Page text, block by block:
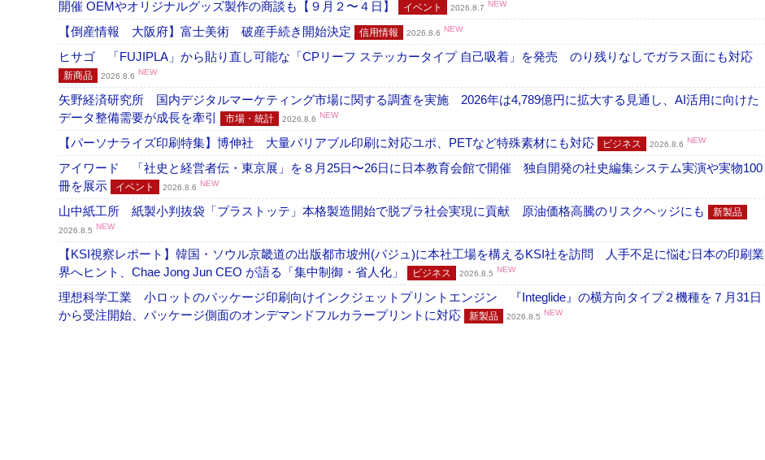
開催 OEMやオリジナルグッズ製作の商談も【９月２〜４日】
イベント 2026.8.7 NEW
【倒産情報 大阪府】富士美術 破産手続き開始決定 信用情報 2026.8.6 NEW
ヒサゴ 「FUJIPLA」から貼り直し可能な「CPリーフ ステッカータイプ 自己吸着」を発売 のり残りなしでガラス面にも対応
新商品 2026.8.6 NEW
矢野経済研究所 国内デジタルマーケティング市場に関する調査を実施 2026年は4,789億円に拡大する見通し、AI活用に向けた
データ整備需要が成長を牽引
市場・統計 2026.8.6 NEW
【パーソナライズ印刷特集】博伸社 大量バリアブル印刷に対応ユポ、PETなど特殊素材にも対応 ビジネス 2026.8.6 NEW
アイワード 「社史と経営者伝・東京展」を８月25日〜26日に日本教育会館で開催 独自開発の社史編集システム実演や実物100
冊を展示
イベント 2026.8.6 NEW
山中紙工所 紙製小判抜袋「プラストッテ」本格製造開始で脱プラ社会実現に貢献 原油価格高騰のリスクヘッジにも 新製品
2026.8.5 NEW
【KSI視察レポート】韓国・ソウル京畿道の出版都市坡州(パジュ)に本社工場を構えるKSI社を訪問 人手不足に悩む日本の印刷業
界へヒント、Chae Jong Jun CEO が語る「集中制御・省人化」
ビジネス 2026.8.5 NEW
理想科学工業 小ロットのパッケージ印刷向けインクジェットプリントエンジン 『Integlide』の横方向タイプ２機種を７月31日
から受注開始、パッケージ側面のオンデマンドフルカラープリントに対応
新製品 2026.8.5 NEW